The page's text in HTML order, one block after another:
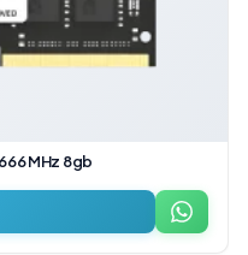
MHz 8gb